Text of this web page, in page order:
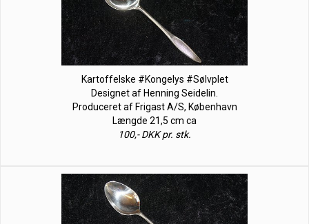
Kartoffelske #Kongelys #Sølvplet
Designet af Henning Seidelin.
Produceret af Frigast A/S, København
Længde 21,5 cm ca
100,- DKK pr. stk.